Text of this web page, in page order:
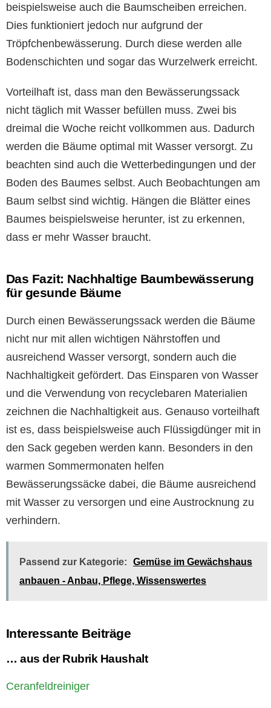
beispielsweise auch die Baumscheiben erreichen.
Dies funktioniert jedoch nur aufgrund der
Tröpfchenbewässerung. Durch diese werden alle
Bodenschichten und sogar das Wurzelwerk erreicht.
Vorteilhaft ist, dass man den Bewässerungssack
nicht täglich mit Wasser befüllen muss. Zwei bis
dreimal die Woche reicht vollkommen aus. Dadurch
werden die Bäume optimal mit Wasser versorgt. Zu
beachten sind auch die Wetterbedingungen und der
Boden des Baumes selbst. Auch Beobachtungen am
Baum selbst sind wichtig. Hängen die Blätter eines
Baumes beispielsweise herunter, ist zu erkennen,
dass er mehr Wasser braucht.
Das Fazit: Nachhaltige Baumbewässerung
für gesunde Bäume
Durch einen Bewässerungssack werden die Bäume
nicht nur mit allen wichtigen Nährstoffen und
ausreichend Wasser versorgt, sondern auch die
Nachhaltigkeit gefördert. Das Einsparen von Wasser
und die Verwendung von recyclebaren Materialien
zeichnen die Nachhaltigkeit aus. Genauso vorteilhaft
ist es, dass beispielsweise auch Flüssigdünger mit in
den Sack gegeben werden kann. Besonders in den
warmen Sommermonaten helfen
Bewässerungssäcke dabei, die Bäume ausreichend
mit Wasser zu versorgen und eine Austrocknung zu
verhindern.
Passend zur Kategorie:
Gemüse im Gewächshaus
anbauen - Anbau, Pflege, Wissenswertes
Interessante Beiträge
… aus der Rubrik Haushalt
Ceranfeldreiniger